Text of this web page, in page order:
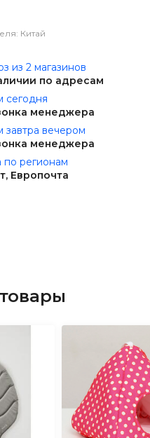
Китай
из 2 магазинов
по адресам
сегодня
менеджера
завтра вечером
менеджера
по регионам
Европочта